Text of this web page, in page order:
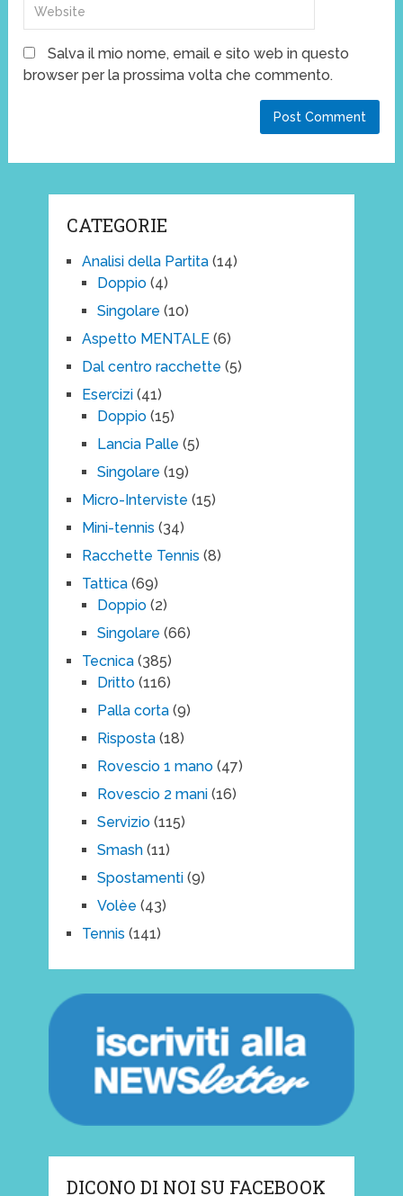
Salva il mio nome, email e sito web in questo
browser per la prossima volta che commento.
CATEGORIE
Analisi della Partita(14)
Doppio(4)
Singolare (10)
Aspetto MENTALE(6)
Dal centro racchette (5)
Esercizi(41)
Doppio(15)
Lancia Palle (5)
Singolare (19)
Micro-Interviste (15)
Mini-tennis (34)
Racchette Tennis (8)
Tattica(69)
Doppio(2)
Singolare (66)
Tecnica(385)
Dritto(116)
Palla corta(9)
Risposta(18)
Rovescio 1 mano(47)
Rovescio 2 mani(16)
Servizio(115)
Smash(11)
Spostamenti(9)
Volèe (43)
Tennis (141)
DICONO DI NOI SU FACEBOOK